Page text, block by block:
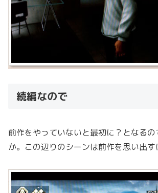
続編なので
前作をやっていないと最初に？となる
か。この辺りのシーンは前作を思い出す